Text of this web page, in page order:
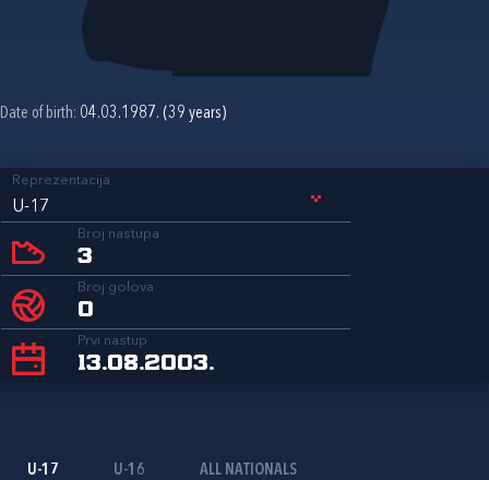
Date of birth: 04.03.1987. (39 years)
Reprezentacija
U-17
Broj nastupa
3
Broj golova
0
Prvi nastup
13.08.2003.
U-17 U-16 ALL NATIONALS